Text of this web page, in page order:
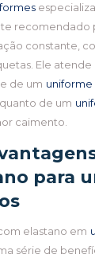
recomendado
constante,
Ele
de um uniforme
de um
caimento.
para
elastano em
série de